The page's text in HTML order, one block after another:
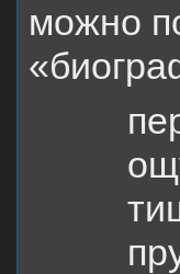
можно